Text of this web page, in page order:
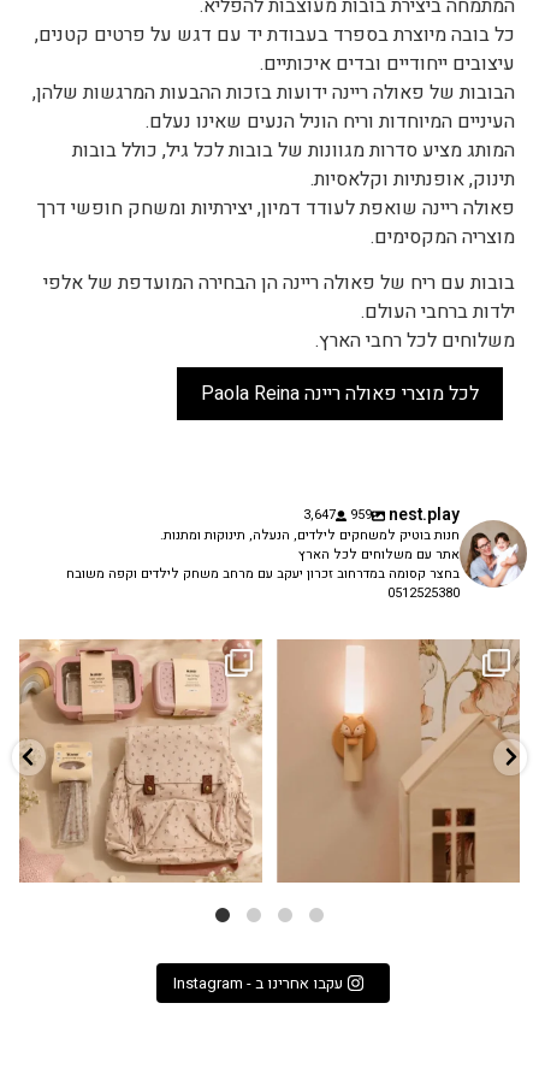
כל בובה מיוצרת בספרד בעבודת יד עם דגש על פרטים קטנים,
עיצובים ייחודיים ובדים איכותיים.
הבובות של פאולה ריינה ידועות בזכות ההבעות המרגשות שלהן,
העיניים המיוחדות וריח הוניל הנעים שאינו נעלם.
המותג מציע סדרות מגוונות של בובות לכל גיל, כולל בובות
תינוק, אופנתיות וקלאסיות.
פאולה ריינה שואפת לעודד דמיון, יצירתיות ומשחק חופשי דרך
מוצריה המקסימים.
בובות עם ריח של פאולה ריינה הן הבחירה המועדפת של אלפי
ילדות ברחבי העולם.
משלוחים לכל רחבי הארץ.
לכל מוצרי פאולה ריינה Paola Reina
nest.play
959
3,647
חנות בוטיק למשחקים לילדים, הנעלה, תינוקות ומתנות.
אתר עם משלוחים לכל הארץ
בחצר קסומה במדרחוב זכרון יעקב עם מרחב משחק לילדים וקפה משובח
0512525380
✨ חוזרים למסגרת בסטייל! ✨
הקולקציה החדשה...
9 4
גם פריט עיצובי לחדר, גם מנורת לילה
...
3 0
עקבו אחרינו ב - Instagram